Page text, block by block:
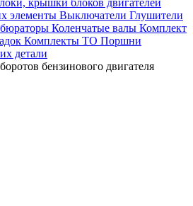
элементы Выключатели Глушители
Коленчатые валы Комплект
Комплекты ТО Поршни
детали
бензинового двигателя